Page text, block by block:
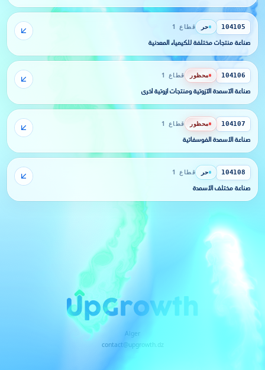
104105 حر قطاع 1
صناعة منتجات مختلفة للكيمياء المعدنية
104106 محظور قطاع 1
صناعة الآسمدة الآزوتية ومنتجات آزوتية أخرى
104107 محظور قطاع 1
صناعة الأسمدة الفوسفاتية
104108 حر قطاع 1
صناعة مختلف الأسمدة
Alger
contact@upgrowth.dz